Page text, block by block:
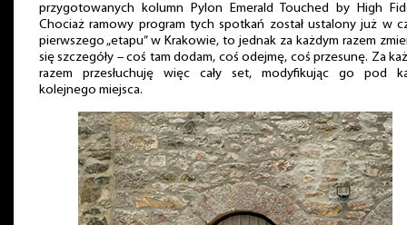
przygotowanych kolumn Pylon Emerald Touched by High
Chociaż ramowy program tych spotkań został ustalony już w
pierwszego „etapu” w Krakowie, to jednak za każdym razem
się szczegóły – coś tam dodam, coś odejmę, coś przesunę. Za
razem przesłuchuję więc cały set, modyfikując go pod
kolejnego miejsca.